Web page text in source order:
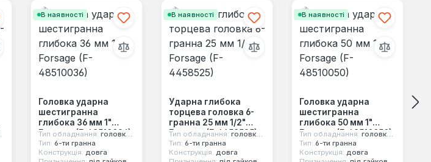
В наявності
Головка ударна
шестигранна
глибока 36 мм 1"
Forsage (F-48510036)
Тип обладнання: головка ударна
Тип: 6-ти гранна
Конструкція: довга
В наявності
Ударна глибока
торцева головка 6-
гранна 25 мм 1/2"
Forsage (F-4458525)
Тип обладнання: головка ударна
Тип: 6-ти гранна
Конструкція: довга
В наявності
Головка ударна
шестигранна
глибока 50 мм 1"
Forsage (F-48510050)
Тип обладнання: головка ударна
Тип: 6-ти гранна
Конструкція: довга